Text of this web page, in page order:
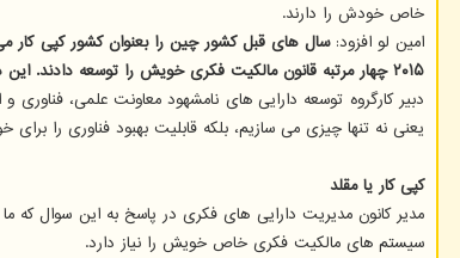
خاص خودش را دارند.
امین لو افزود:
۲۰۱۵ چهار مرتبه قانون مالکیت فکری خویش را توسعه دادند. این در شرایطی است که چین اصلا کشور کپی کاری نبود، بلکه مقلد بود.
دبیر کارگروه توسعه دارایی های نامشهود معاونت علمی،
یعنی نه تنها چیزی می سازیم، بلکه قابلیت بهبود فناوری را برای
کپی کار یا مقلد
مدیر کانون مدیریت دارایی های فکری در پاسخ به این سوال که
سیستم های مالکیت فکری خاص خویش را نیاز دارد.